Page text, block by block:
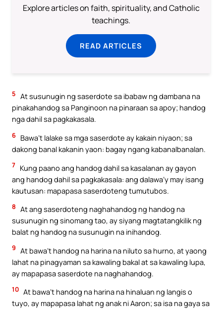
Explore articles on faith, spirituality, and Catholic
teachings.
READ ARTICLES
5 At susunugin ng saserdote sa ibabaw ng dambana na
pinakahandog sa Panginoon na pinaraan sa apoy; handog
nga dahil sa pagkakasala.
6 Bawa’t lalake sa mga saserdote ay kakain niyaon; sa
dakong banal kakanin yaon: bagay ngang kabanalbanalan.
7 Kung paano ang handog dahil sa kasalanan ay gayon
ang handog dahil sa pagkakasala: ang dalawa’y may isang
kautusan: mapapasa saserdoteng tumutubos.
8 At ang saserdoteng naghahandog ng handog na
susunugin ng sinomang tao, ay siyang magtatangkilik ng
balat ng handog na susunugin na inihandog.
9 At bawa’t handog na harina na niluto sa hurno, at yaong
lahat na pinagyaman sa kawaling bakal at sa kawaling lupa,
ay mapapasa saserdote na naghahandog.
10 At bawa’t handog na harina na hinaluan ng langis o
tuyo, ay mapapasa lahat ng anak ni Aaron; sa isa na gaya sa